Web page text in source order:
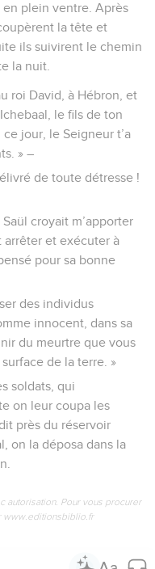
plein ventre. Après
la tête et
ils suivirent le chemin
la nuit.
roi David, à Hébron, et
le fils de ton
jour, le Seigneur t’a
» –
de toute détresse !
croyait m’apporter
arrêter et exécuter à
pour sa bonne
des individus
innocent, dans sa
du meurtre que vous
de la terre. »
soldats, qui
on leur coupa les
près du réservoir
on la déposa dans la
autorisation. Pour vous procurer
www.editionsbiblio.fr